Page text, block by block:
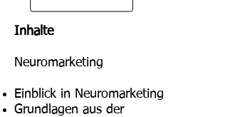
Inhalte
Neuromarketing
Einblick in Neuromarketing
Grundlagen aus der